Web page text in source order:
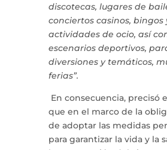
discotecas, lugares de
conciertos casinos, bingos
actividades de ocio, así
escenarios deportivos,
diversiones y temáticos,
ferias”.
En consecuencia, precisó
que en el marco de la
de adoptar las medidas
para garantizar la vida y la